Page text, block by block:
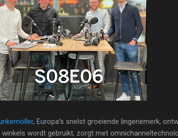
, Europa’s snelst groeiende lingeriemerk,
wordt gebruikt, zorgt met